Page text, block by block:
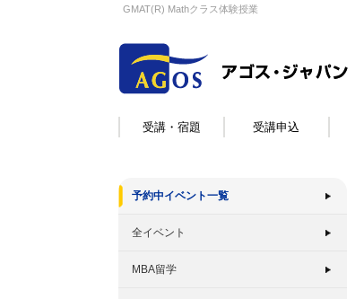
GMAT(R) Mathクラス体験授業
受講・宿題 受講申込
予約中イベント一覧
全イベント
MBA留学